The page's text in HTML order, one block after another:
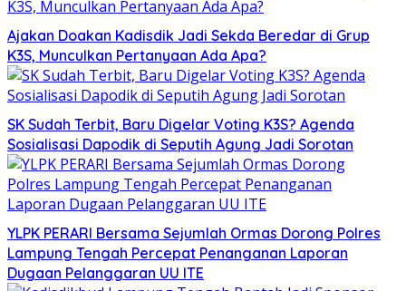
Ajakan Doakan Kadisdik Jadi Sekda Beredar di Grup
K3S, Munculkan Pertanyaan Ada Apa?
SK Sudah Terbit, Baru Digelar Voting K3S? Agenda
Sosialisasi Dapodik di Seputih Agung Jadi Sorotan
YLPK PERARI Bersama Sejumlah Ormas Dorong Polres
Lampung Tengah Percepat Penanganan Laporan
Dugaan Pelanggaran UU ITE